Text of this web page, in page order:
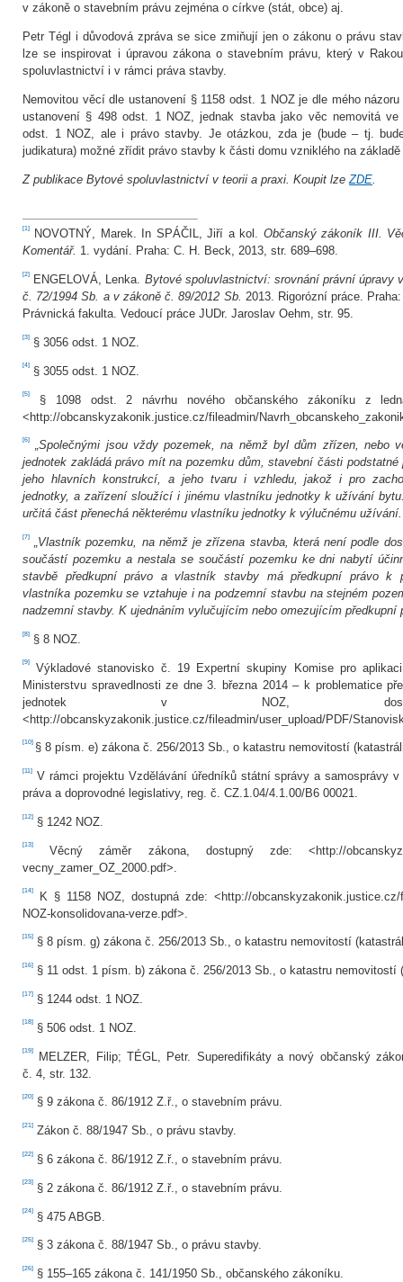
v zákoně o stavebním právu zejména o církve (stát, obce) aj.
Petr Tégl i důvodová zpráva se sice zmiňují jen o zákonu o právu
lze se inspirovat i úpravou zákona o stavebním právu, který v
spoluvlastnictví i v rámci práva stavby.
Nemovitou věcí dle ustanovení § 1158 odst. 1 NOZ je dle mého
ustanovení § 498 odst. 1 NOZ, jednak stavba jako věc nemovitá
odst. 1 NOZ, ale i právo stavby. Je otázkou, zda je (bude – tj.
judikatura) možné zřídit právo stavby k části domu vzniklého na
Z publikace Bytové spoluvlastnictví v teorii a praxi. Koupit lze ZDE
[1] NOVOTNÝ, Marek. In SPÁČIL, Jiří a kol. Občanský zákoník III.
Komentář. 1. vydání. Praha: C. H. Beck, 2013, str. 689–698.
[2] ENGELOVÁ, Lenka. Bytové spoluvlastnictví: srovnání právní úpravy
č. 72/1994 Sb. a v zákoně č. 89/2012 Sb. 2013. Rigorózní práce.
Právnická fakulta. Vedoucí práce JUDr. Jaroslav Oehm, str. 95.
[3] § 3056 odst. 1 NOZ.
[4] § 3055 odst. 1 NOZ.
[5]
§ 1098 odst. 2 návrhu nového občanského zákoníku z
<http://obcanskyzakonik.justice.cz/fileadmin/
[6]
„Společnými jsou vždy pozemek, na němž byl dům zřízen, nebo
jednotek zakládá právo mít na pozemku dům, stavební části
jeho hlavních konstrukcí, a jeho tvaru i vzhledu, jakož i pro
jednotky, a zařízení sloužící i jinému vlastníku jednotky k užívání
určitá část přenechá některému vlastníku jednotky k výlučnému
[7] „Vlastník pozemku, na němž je zřízena stavba, která není podle
součástí pozemku a nestala se součástí pozemku ke dni nabytí
stavbě předkupní právo a vlastník stavby má předkupní právo k
vlastníka pozemku se vztahuje i na podzemní stavbu na stejném
nadzemní stavby. K ujednáním vylučujícím nebo omezujícím předkupní
[8] § 8 NOZ.
[9]
Výkladové stanovisko č. 19 Expertní skupiny Komise pro
Ministerstvu spravedlnosti ze dne 3. března 2014 – k problematice
jednotek v NOZ,
<http://obcanskyzakonik.justice.cz/fileadmin/user_upload/PDF/
[10] § 8 písm. e) zákona č. 256/2013 Sb., o katastru nemovitostí
[11] V rámci projektu Vzdělávání úředníků státní správy a samosprávy v
práva a doprovodné legislativy, reg. č. CZ.1.04/4.1.00/B6 00021.
[12] § 1242 NOZ.
[13]
Věcný záměr zákona, dostupný zde: <http://
vecny_zamer_OZ_2000.pdf>.
[14]
K § 1158 NOZ, dostupná zde: <http://obcanskyzakonik.justice.cz/
NOZ-konsolidovana-verze.pdf>.
[15] § 8 písm. g) zákona č. 256/2013 Sb., o katastru nemovitostí
[16] § 11 odst. 1 písm. b) zákona č. 256/2013 Sb., o katastru nemovitostí
[17] § 1244 odst. 1 NOZ.
[18] § 506 odst. 1 NOZ.
[19]
MELZER, Filip; TÉGL, Petr. Superedifikáty a nový občanský
č. 4, str. 132.
[20] § 9 zákona č. 86/1912 Z.ř., o stavebním právu.
[21] Zákon č. 88/1947 Sb., o právu stavby.
[22] § 6 zákona č. 86/1912 Z.ř., o stavebním právu.
[23] § 2 zákona č. 86/1912 Z.ř., o stavebním právu.
[24] § 475 ABGB.
[25] § 3 zákona č. 88/1947 Sb., o právu stavby.
[26] § 155–165 zákona č. 141/1950 Sb., občanského zákoníku.